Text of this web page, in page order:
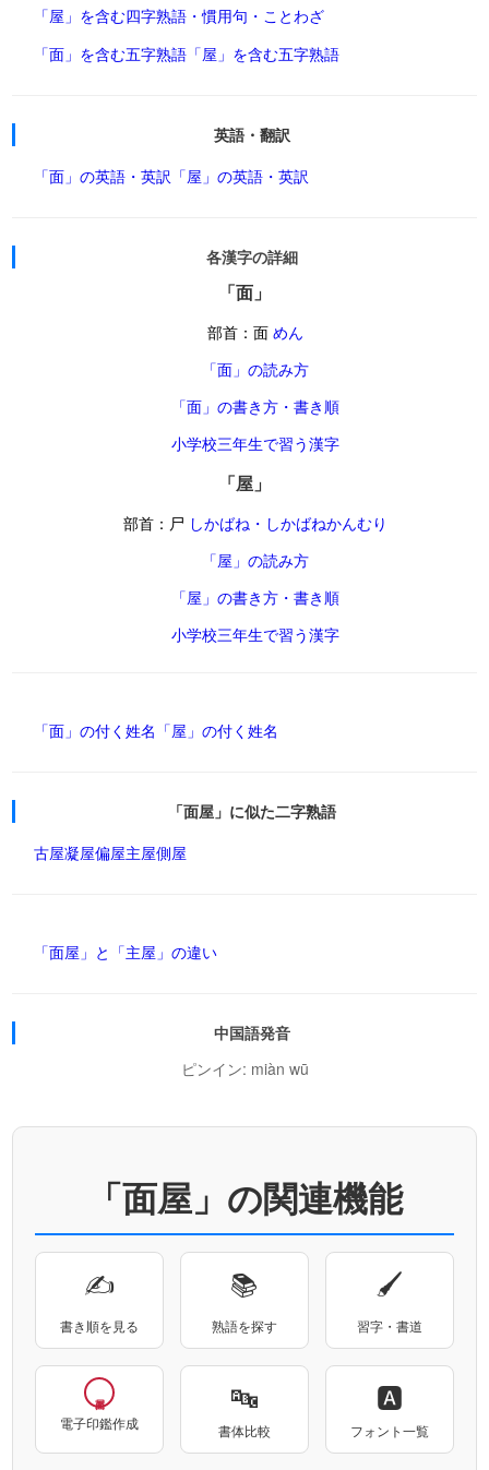
「屋」を含む四字熟語・慣用句・ことわざ
「面」を含む五字熟語 「屋」を含む五字熟語
英語・翻訳
「面」の英語・英訳 「屋」の英語・英訳
各漢字の詳細
「面」
部首：面 めん
「面」の読み方
「面」の書き方・書き順
小学校三年生で習う漢字
「屋」
部首：尸 しかばね・しかばねかんむり
「屋」の読み方
「屋」の書き方・書き順
小学校三年生で習う漢字
「面」の付く姓名 「屋」の付く姓名
「面屋」に似た二字熟語
古屋凝屋偏屋主屋側屋
「面屋」と「主屋」の違い
中国語発音
ピンイン: miàn wū
「面屋」の関連機能
✍
書き順を見る
📚
熟語を探す
🖌
習字・書道
電子印鑑作成
🔤
書体比較
🅰
フォント一覧